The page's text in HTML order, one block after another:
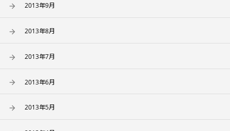
2013年9月
2013年8月
2013年7月
2013年6月
2013年5月